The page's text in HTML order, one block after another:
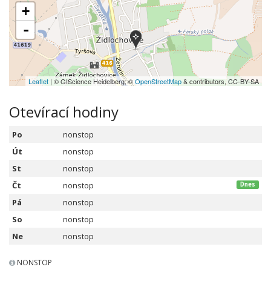
+
-
Leaflet | © GIScience Heidelberg, ©OpenStreetMap& contributors, CC-BY-SA
Otevírací hodiny
Po
nonstop
Út
nonstop
St
nonstop
Čt
nonstop Dnes
Pá
nonstop
So
nonstop
Ne
nonstop
NONSTOP